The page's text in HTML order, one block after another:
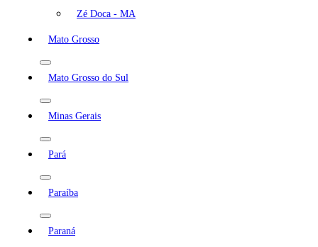
Zé Doca - MA
Mato Grosso
Mato Grosso do Sul
Minas Gerais
Pará
Paraíba
Paraná